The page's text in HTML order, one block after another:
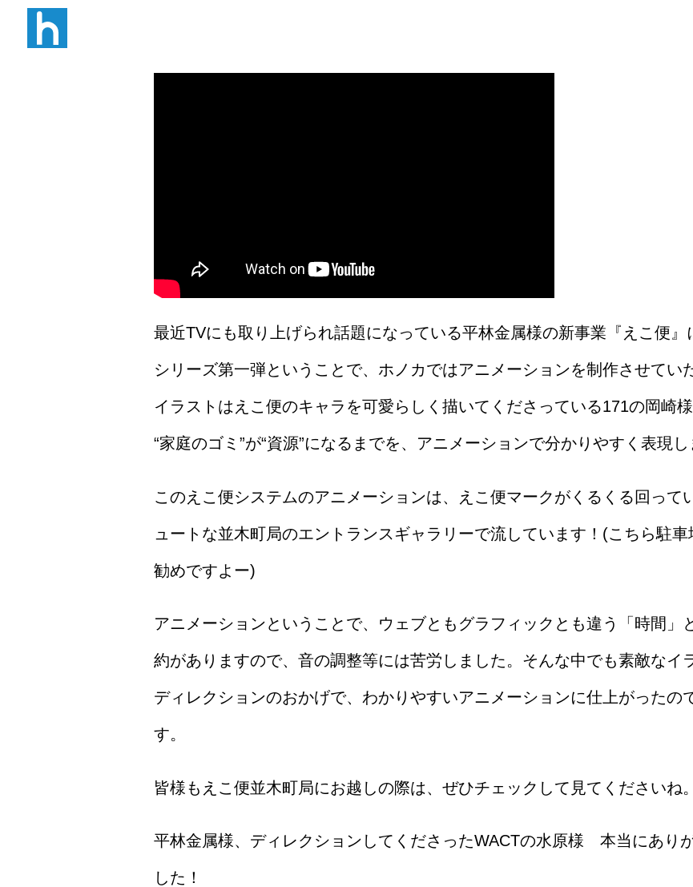
W B N
最近TVにも取り上げられ話題になっている平林金属様の新事業『えこ便』
シリーズ第一弾ということで、ホノカではアニメーションを制作させてい
イラストはえこ便のキャラを可愛らしく描いてくださっている171の岡崎様
“家庭のゴミ”が“資源”になるまでを、アニメーションで分かりやすく表現し
このえこ便システムのアニメーションは、えこ便マークがくるくる回って
ュートな並木町局のエントランスギャラリーで流しています！(こちら駐
勧めですよー)
アニメーションということで、ウェブともグラフィックとも違う「時間」
約がありますので、音の調整等には苦労しました。そんな中でも素敵なイ
ディレクションのおかげで、わかりやすいアニメーションに仕上がったの
す。
皆様もえこ便並木町局にお越しの際は、ぜひチェックして見てくださいね。
平林金属様、ディレクションしてくださったWACTの水原様 本当にあり
した！